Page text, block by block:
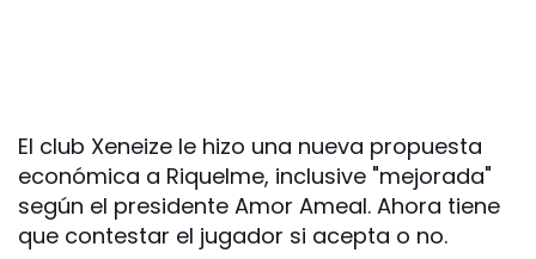
El club Xeneize le hizo una nueva propuesta
económica a Riquelme, inclusive "mejorada"
según el presidente Amor Ameal. Ahora tiene
que contestar el jugador si acepta o no.